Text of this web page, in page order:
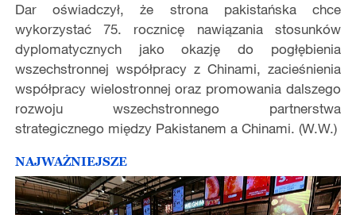
Dar oświadczył, że strona pakistańska chce
wykorzystać 75. rocznicę nawiązania stosunków
dyplomatycznych jako okazję do pogłębienia
wszechstronnej współpracy z Chinami, zacieśnienia
współpracy wielostronnej oraz promowania dalszego
rozwoju wszechstronnego partnerstwa
strategicznego między Pakistanem a Chinami. (W.W.)
NAJWAŻNIEJSZE